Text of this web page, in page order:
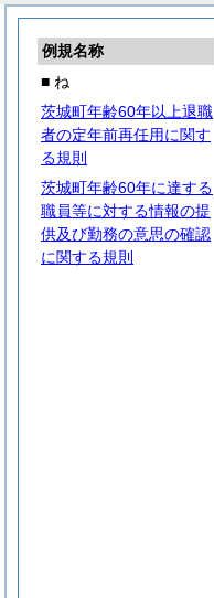
例規名称
■ ね
茨城町年齢60年以上退職
者の定年前再任用に関す
る規則
茨城町年齢60年に達する
職員等に対する情報の提
供及び勤務の意思の確認
に関する規則